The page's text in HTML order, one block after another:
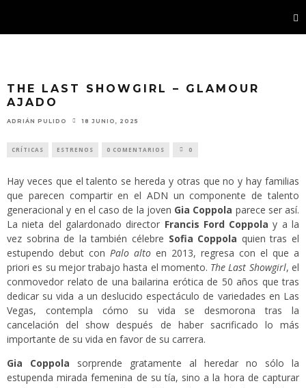
THE LAST SHOWGIRL – GLAMOUR
AJADO
ADRIÁN PULIDO 18 JUNIO, 2025
CRÍTICAS ESTRENOS 0 COMENTARIOS 0
Hay veces que el talento se hereda y otras que no y hay familias
que parecen compartir en el ADN un componente de talento
generacional y en el caso de la joven Gia Coppola parece ser así.
La nieta del galardonado director Francis Ford Coppola y a la
vez sobrina de la también célebre Sofia Coppola quien tras el
estupendo debut con Palo alto en 2013, regresa con el que a
priori es su mejor trabajo hasta el momento. The Last Showgirl, el
conmovedor relato de una bailarina erótica de 50 años que tras
dedicar su vida a un deslucido espectáculo de variedades en Las
Vegas, contempla cómo su vida se desmorona tras la
cancelación del show después de haber sacrificado lo más
importante de su vida en favor de su carrera.
Gia Coppola sorprende gratamente al heredar no sólo la
estupenda mirada femenina de su tía, sino a la hora de capturar